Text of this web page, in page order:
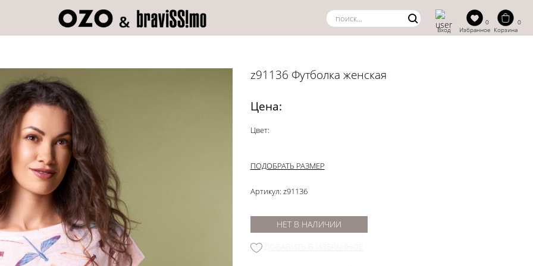
z91136 Футболка женская
Цена:
Цвет:
ПОДОБРАТЬ РАЗМЕР
Артикул: z91136
НЕТ В НАЛИЧИИ
Вход
0
Избранное
0
Корзина